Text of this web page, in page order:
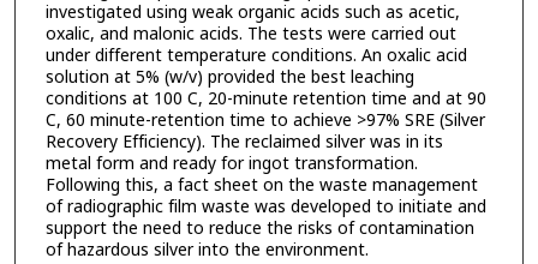
investigated using weak organic acids such as acetic,
oxalic, and malonic acids. The tests were carried out
under different temperature conditions. An oxalic acid
solution at 5% (w/v) provided the best leaching
conditions at 100 C, 20-minute retention time and at 90
C, 60 minute-retention time to achieve >97% SRE (Silver
Recovery Efficiency). The reclaimed silver was in its
metal form and ready for ingot transformation.
Following this, a fact sheet on the waste management
of radiographic film waste was developed to initiate and
support the need to reduce the risks of contamination
of hazardous silver into the environment.